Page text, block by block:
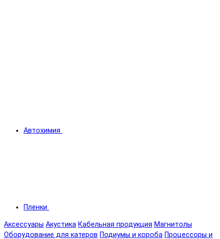
Автохимия
Пленки
Аксессуары Акустика Кабельная продукция Магнитолы
Оборудование для катеров Подиумы и короба Процессоры и